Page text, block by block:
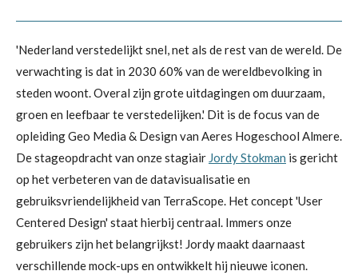
'Nederland verstedelijkt snel, net als de rest van de wereld. De
verwachting is dat in 2030 60% van de wereldbevolking in
steden woont. Overal zijn grote uitdagingen om duurzaam,
groen en leefbaar te verstedelijken.' Dit is de focus van de
opleiding Geo Media & Design van Aeres Hogeschool Almere.
De stageopdracht van onze stagiair Jordy Stokman is gericht
op het verbeteren van de datavisualisatie en
gebruiksvriendelijkheid van TerraScope. Het concept 'User
Centered Design' staat hierbij centraal. Immers onze
gebruikers zijn het belangrijkst! Jordy maakt daarnaast
verschillende mock-ups en ontwikkelt hij nieuwe iconen.